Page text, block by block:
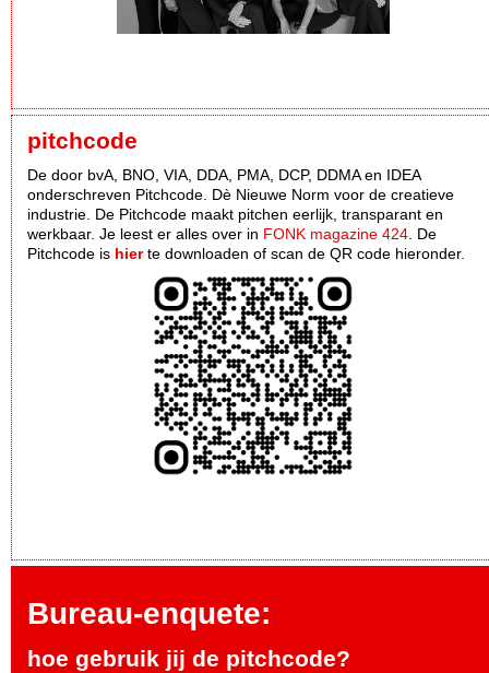
pitchcode
De door bvA, BNO, VIA, DDA, PMA, DCP, DDMA en IDEA
onderschreven Pitchcode. Dè Nieuwe Norm voor de creatieve
industrie. De Pitchcode maakt pitchen eerlijk, transparant en
werkbaar. Je leest er alles over in FONK magazine 424 . De
Pitchcode is hierte downloaden of scan de QR code hieronder.
Bureau-enquete:
hoe gebruik jij de pitchcode?